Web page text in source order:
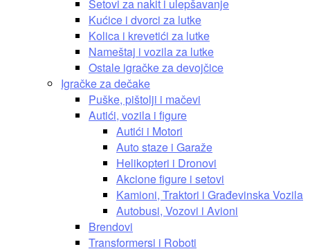
Setovi za nakit i ulepšavanje
Kućice i dvorci za lutke
Kolica i krevetići za lutke
Nameštaj i vozila za lutke
Ostale igračke za devojčice
Igračke za dečake
Puške, pištolji i mačevi
Autići, vozila i figure
Autići i Motori
Auto staze i Garaže
Helikopteri i Dronovi
Akcione figure i setovi
Kamioni, Traktori i Građevinska Vozila
Autobusi, Vozovi i Avioni
Brendovi
Transformersi i Roboti